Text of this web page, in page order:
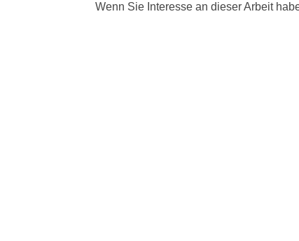
Wenn Sie Interesse an dieser Arbeit